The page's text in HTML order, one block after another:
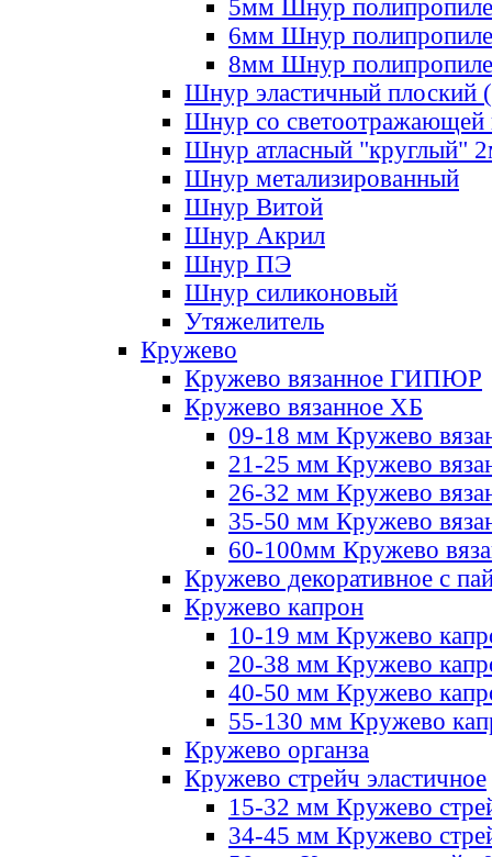
5мм Шнур
6мм Шнур
8мм Шнур
Шнур эластичный плоский
Шнур со светоотражающей
Шнур атласный "круглый"
Шнур метализированный
Шнур Витой
Шнур Акрил
Шнур ПЭ
Шнур силиконовый
Утяжелитель
Кружево
Кружево вязанное ГИПЮР
Кружево вязанное ХБ
09-18 мм Кружево
21-25 мм Кружево
26-32 мм Кружево
35-50 мм Кружево
60-100мм Кружево
Кружево декоративное с
Кружево капрон
10-19 мм Кружево
20-38 мм Кружево
40-50 мм Кружево
55-130 мм Кружево
Кружево органза
Кружево стрейч эластичное
15-32 мм Кружево
34-45 мм Кружево